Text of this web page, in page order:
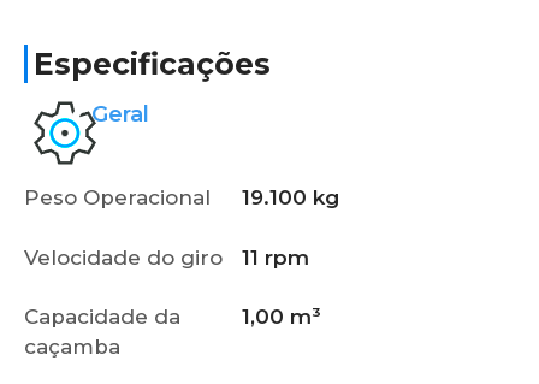
Especificações
Geral
Peso Operacional 19.100 kg
Velocidade do giro 11 rpm
Capacidade da
caçamba
1,00 m³